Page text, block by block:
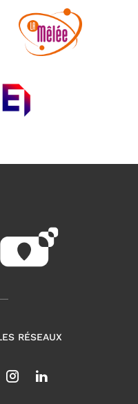
RÉSEAUX